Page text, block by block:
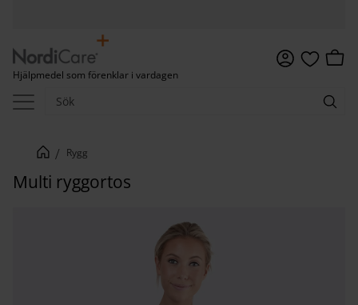
Hjälpmedel som förenklar i vardagen
Favoriter
Rygg
Multi ryggortos